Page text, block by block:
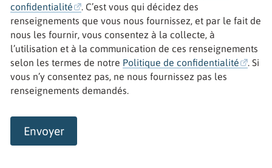
confidentialité
. C’est vous qui décidez des
renseignements que vous nous fournissez, et par le fait de
nous les fournir, vous consentez à la collecte, à
l’utilisation et à la communication de ces renseignements
selon les termes de notre Politique de confidentialité
. Si
vous n’y consentez pas, ne nous fournissez pas les
renseignements demandés.
Envoyer